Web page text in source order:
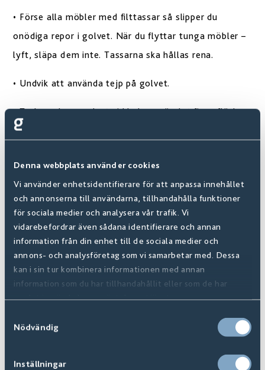
Denna webbplats använder cookies
Vi använder enhetsidentifierare för att anpassa innehållet
och annonserna till användarna, tillhandahålla funktioner
för sociala medier och analysera vår trafik. Vi
vidarebefordrar även sådana identifierare och annan
information från din enhet till de sociala medier och
annons- och analysföretag som vi samarbetar med. Dessa
kan i sin tur kombinera informationen med annan
information som du har tillhandahållit eller som de har
samlat in när du har använt deras tjänster.
Nödvändig
Inställningar
• Förse alla möbler med filttassar så slipper du
onödiga repor i golvet. När du flyttar tunga möbler –
lyft, släpa dem inte. Tassarna ska hållas rena.
• Undvik att använda tejp på golvet.
• Torka golven endast vid behov, när det finns fläckar
eller är smutsigt. Använd endast milda
Så lite vatten som möjligt är den gyllene regeln.
Laddar ner: Skötselråd Maxwear